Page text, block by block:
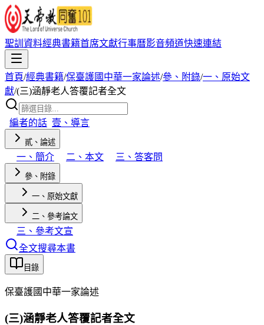
聖訓資料經典書籍首席文獻行事曆影音頻道快速連結
首頁/經典書籍/保臺護國中華一家論述/參、附錄/一、原始文
獻/(三)涵靜老人答覆記者全文
編者的話 壹、導言
貳、論述
一、簡介 二、本文 三、答客問
參、附錄
一、原始文獻
二、參考論文
三、參考文宣
全文搜尋本書
目錄
保臺護國中華一家論述
(三)涵靜老人答覆記者全文